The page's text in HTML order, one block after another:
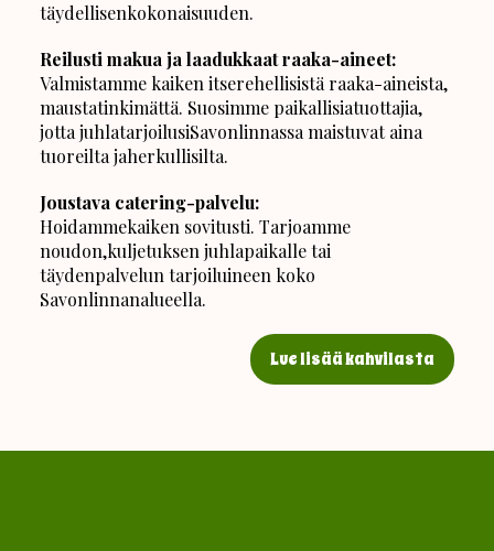
täydellisenkokonaisuuden.
Reilusti makua ja laadukkaat raaka-aineet:
Valmistamme kaiken itserehellisistä raaka-aineista,
maustatinkimättä. Suosimme paikallisiatuottajia,
jotta juhlatarjoilusiSavonlinnassa maistuvat aina
tuoreilta jaherkullisilta.
Joustava catering-palvelu:
Hoidammekaiken sovitusti. Tarjoamme
noudon,kuljetuksen juhlapaikalle tai
täydenpalvelun tarjoiluineen koko
Savonlinnanalueella.
Lue lisää kahvilasta